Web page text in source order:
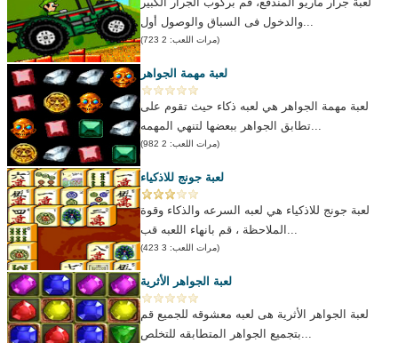
(مرات اللعب: 2 723)
لعبة مهمة الجواهر
لعبة مهمة الجواهر هي لعبه ذكاء حيث تقوم على
(مرات اللعب: 2 982)
لعبة جونج للاذكياء
لعبة جونج للاذكياء هي لعبه السرعه والذكاء وقوة
(مرات اللعب: 3 423)
لعبة الجواهر الأثرية
لعبة الجواهر الأثرية هى لعبه معشوقه للجميع قم